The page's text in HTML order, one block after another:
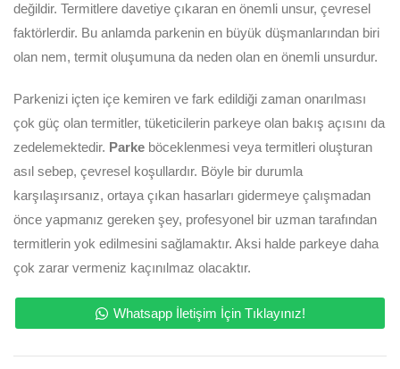
değildir. Termitlere davetiye çıkaran en önemli unsur, çevresel
faktörlerdir. Bu anlamda parkenin en büyük düşmanlarından biri
olan nem, termit oluşumuna da neden olan en önemli unsurdur.
Parkenizi içten içe kemiren ve fark edildiği zaman onarılması
çok güç olan termitler, tüketicilerin parkeye olan bakış açısını da
zedelemektedir. Parke böceklenmesi veya termitleri oluşturan
asıl sebep, çevresel koşullardır. Böyle bir durumla
karşılaşırsanız, ortaya çıkan hasarları gidermeye çalışmadan
önce yapmanız gereken şey, profesyonel bir uzman tarafından
termitlerin yok edilmesini sağlamaktır. Aksi halde parkeye daha
çok zarar vermeniz kaçınılmaz olacaktır.
Whatsapp İletişim İçin Tıklayınız!